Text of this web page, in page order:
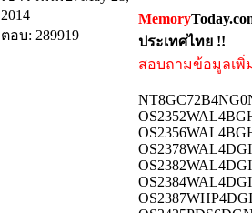
2014
ตอบ: 289919
Memory
ประเทศไทย !!
สอบถามข้อมูลเพิ่